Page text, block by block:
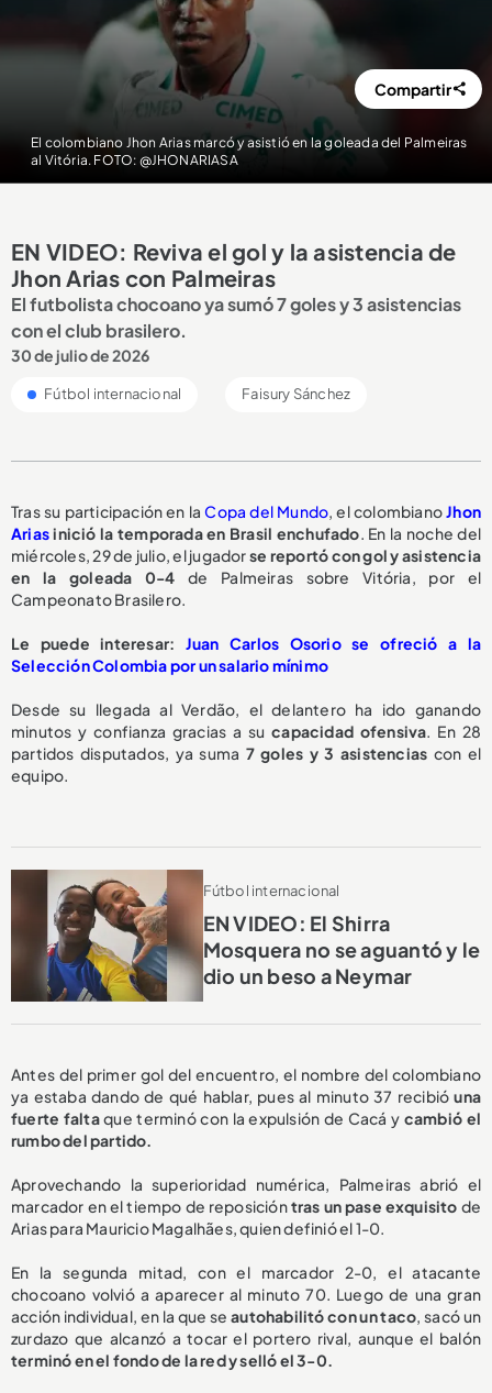
El colombiano Jhon Arias marcó y asistió en la goleada del Palmeiras
al Vitória. FOTO: @JHONARIASA
Compartir
EN VIDEO: Reviva el gol y la asistencia de
Jhon Arias con Palmeiras
El futbolista chocoano ya sumó 7 goles y 3 asistencias
con el club brasilero.
30 de julio de 2026
Fútbol internacional Faisury Sánchez
Tras su participación en laCopa del Mundo, el colombianoJhon
Ariasinició la temporada en Brasil enchufado. En la noche del
miércoles, 29 de julio, el jugadorse reportócon gol y asistencia
en la goleada 0-4de Palmeiras sobre Vitória, por el
Campeonato Brasilero.
Le puede interesar: Juan Carlos Osorio se ofreció a la
Selección Colombia por un salario mínimo
Desde su llegada al Verdão, el delantero ha ido ganando
minutos y confianza gracias a sucapacidad ofensiva. En 28
partidos disputados, ya suma 7 goles y 3 asistencias con el
equipo.
Fútbol internacional
EN VIDEO: El Shirra
Mosquera no se aguantó y le
dio un beso a Neymar
Antes del primer gol del encuentro, el nombre del colombiano
ya estaba dando de qué hablar, pues al minuto 37 recibióuna
fuerte faltaque terminó con la expulsión de Cacá y cambió el
rumbo del partido.
Aprovechando la superioridad numérica, Palmeiras abrió el
marcador en el tiempo de reposicióntras un pase exquisito de
Arias para Mauricio Magalhães, quien definió el 1-0.
En la segunda mitad, con el marcador 2-0, el atacante
chocoano volvió a aparecer al minuto 70. Luego de una gran
acción individual, en la que seautohabilitó con un taco, sacó un
zurdazo que alcanzó a tocar el portero rival, aunque el balón
terminó en el fondo de la red y selló el 3-0.